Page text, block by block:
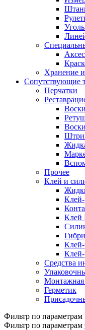
Хранение
Сопутствующие
Перчатки
Прочее
Клей и
Клей-
Клей-
Средства
Монтажная
Герметик
Фильтр по параметрам
Фильтр по параметрам